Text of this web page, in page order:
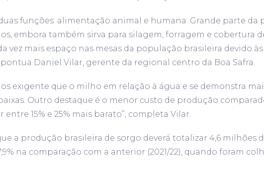
funções: alimentação animal e humana. Grande parte da
embora também sirva para silagem, forragem e cobertura
vez mais espaço nas mesas da população brasileira devido
Daniel Vilar, gerente da regional centro da Boa Safra.
exigente que o milho em relação à água e se demonstra
Outro destaque é o menor custo de produção
15% e 25% mais barato”, completa Vilar.
a produção brasileira de sorgo deverá totalizar 4,6 milhões
na comparação com a anterior (2021/22), quando foram